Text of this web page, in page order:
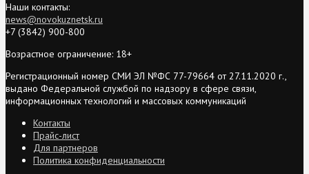
Наши контакты:
news@novokuznetsk.ru
+7 (3842) 900-800
Возрастное ограничение: 18+
Регистрационный номер СМИ ЭЛ №ФС 77-79664 от 27.11.2020 г.,
выдано Федеральной службой по надзору в сфере связи,
информационных технологий и массовых коммуникаций
Контакты
Прайс-лист
Для партнеров
Политика конфиденциальности